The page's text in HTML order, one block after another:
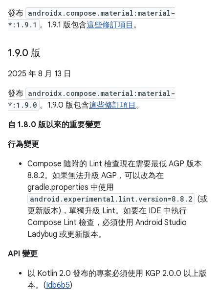
發布 androidx.compose.material:material-
*:1.9.1 。1.9.1 版包含這些修訂項目 。
1.9.0 版
2025 年 8 月 13 日
發布 androidx.compose.material:material-
*:1.9.0 。1.9.0 版包含這些修訂項目 。
自 1.8.0 版以來的重要變更
行為變更
Compose 隨附的 Lint 檢查現在需要最低 AGP 版本
8.8.2。如果無法升級 AGP，可以改為在
gradle.properties 中使用
android.experimental.lint.version=8.8.2 (或
更新版本)，單獨升級 Lint。如要在 IDE 中執行
Compose Lint 檢查，必須使用 Android Studio
Ladybug 或更新版本。
API 變更
以 Kotlin 2.0 發布的專案必須使用 KGP 2.0.0 以上版
本。(Idb6b5)